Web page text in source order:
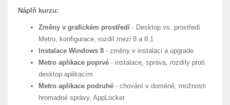
Náplň kurzu:
Změny v grafickém prostředí - Desktop vs. prostředí
Metro, konfigurace, rozdíl mezi 8 a 8.1
Instalace Windows 8 - změny v instalaci a upgrade
Metro aplikace poprvé - instalace, správa, rozdíly proti
desktop aplikacím
Metro aplikace podruhé - chování v doméně, možnosti
hromadné správy, AppLocker